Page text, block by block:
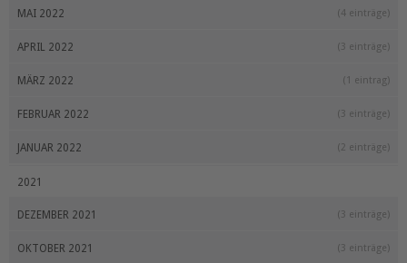
MAI 2022 (4 einträge)
APRIL 2022 (3 einträge)
MÄRZ 2022 (1 eintrag)
FEBRUAR 2022 (3 einträge)
JANUAR 2022 (2 einträge)
2021
DEZEMBER 2021 (3 einträge)
OKTOBER 2021 (3 einträge)